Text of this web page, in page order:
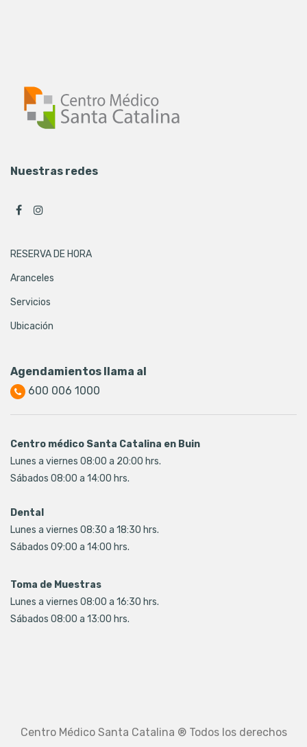
Nuestras redes
RESERVA DE HORA
Aranceles
Servicios
Ubicación
Agendamientos llama al
600 006 1000
Centro médico Santa Catalina en Buin
Lunes a viernes 08:00 a 20:00 hrs.
Sábados 08:00 a 14:00 hrs.
Dental
Lunes a viernes 08:30 a 18:30 hrs.
Sábados 09:00 a 14:00 hrs.
Toma de Muestras
Lunes a viernes 08:00 a 16:30 hrs.
Sábados 08:00 a 13:00 hrs.
Centro Médico Santa Catalina ® Todos los derechos